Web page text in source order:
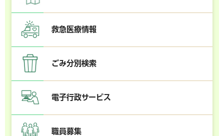
救急医療情報
ごみ分別検索
電子行政サービス
職員募集